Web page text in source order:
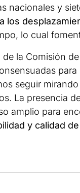
nacionales y
los
lo cual
de la Comisión
seguir
La presencia
amplio para
y calidad